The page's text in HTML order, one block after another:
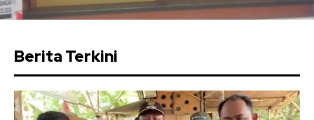
Berita Terkini